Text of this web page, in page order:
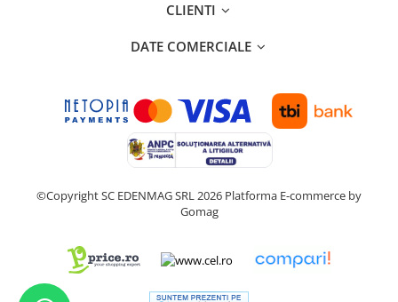
CLIENTI
DATE COMERCIALE
©Copyright SC EDENMAG SRL 2026 Platforma E-commerce by
Gomag